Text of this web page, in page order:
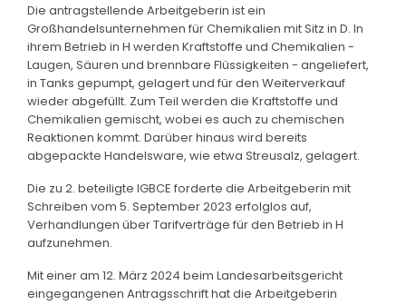
Die antragstellende Arbeitgeberin ist ein
Großhandelsunternehmen für Chemikalien mit Sitz in D. In
ihrem Betrieb in H werden Kraftstoffe und Chemikalien -
Laugen, Säuren und brennbare Flüssigkeiten - angeliefert,
in Tanks gepumpt, gelagert und für den Weiterverkauf
wieder abgefüllt. Zum Teil werden die Kraftstoffe und
Chemikalien gemischt, wobei es auch zu chemischen
Reaktionen kommt. Darüber hinaus wird bereits
abgepackte Handelsware, wie etwa Streusalz, gelagert.
Die zu 2. beteiligte IGBCE forderte die Arbeitgeberin mit
Schreiben vom 5. September 2023 erfolglos auf,
Verhandlungen über Tarifverträge für den Betrieb in H
aufzunehmen.
Mit einer am 12. März 2024 beim Landesarbeitsgericht
eingegangenen Antragsschrift hat die Arbeitgeberin